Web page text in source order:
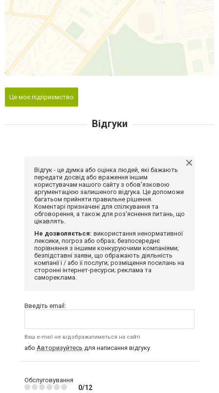
Це моє підприємство
Відгуки
Відгук - це думка або оцінка людей, які бажають
передати досвід або враження іншим
користувачам нашого сайту з обов'язковою
аргументацією залишеного відгука. Це допоможе
багатьом прийняти правильне рішення.
Коментарі призначені для спілкування та
обговорення, а також для роз'яснення питань, що
цікавлять.
Не дозволяється: використання ненормативної
лексики, погроз або образ; безпосереднє
порівняння з іншими конкуруючими компаніями;
безпідставні заяви, що ображають діяльність
компанії і / або її послуги; розміщення посилань на
сторонні інтернет-ресурси; реклама та
самореклама.
Введіть email:
Ваш e-mail не відображатиметься на сайті
або Авторизуйтесь для написання відгуку
Обслуговування
0/12